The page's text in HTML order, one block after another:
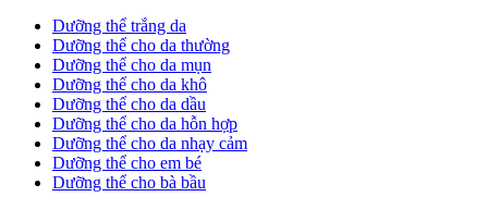
Dưỡng thể trắng da
Dưỡng thể cho da thường
Dưỡng thể cho da mụn
Dưỡng thể cho da khô
Dưỡng thể cho da dầu
Dưỡng thể cho da hỗn hợp
Dưỡng thể cho da nhạy cảm
Dưỡng thể cho em bé
Dưỡng thể cho bà bầu